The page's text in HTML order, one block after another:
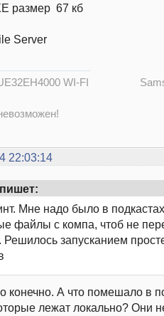
размер 67 кб
Server
UE32EH4000 WI-FI
22:03:14
Мне надо было в
файлы с компа, чтоб не
Решилось запусканием
конечно. А что помешало в
лежат локально? Они